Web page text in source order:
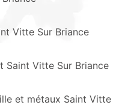
Vitte Sur Briance
Saint Vitte Sur Briance
et métaux Saint Vitte